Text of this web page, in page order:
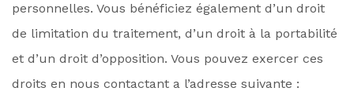
personnelles. Vous bénéficiez également d’un droit
de limitation du traitement, d’un droit à la portabilité
et d’un droit d’opposition. Vous pouvez exercer ces
droits en nous contactant a l’adresse suivante :